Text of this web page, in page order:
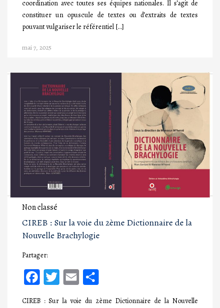
coordination avec toutes ses équipes nationales. Il s’agit de
constituer un opuscule de textes ou d’extraits de textes
pouvant vulgariser le référentiel […]
mai 7, 2025
Non classé
CIREB : Sur la voie du 2ème Dictionnaire de la
Nouvelle Brachylogie
Partager:
Facebook
Twitter
Email
CIREB : Sur la voie du 2ème Dictionnaire de la Nouvelle